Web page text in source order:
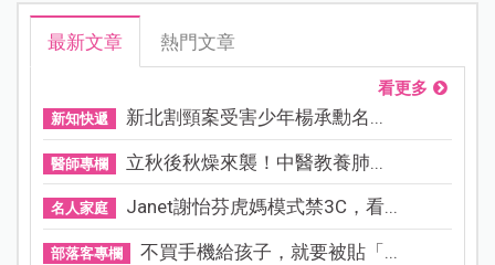
最新文章 熱門文章
看更多
新知快遞 新北割頸案受害少年楊承勳名...
醫師專欄 立秋後秋燥來襲！中醫教養肺...
名人家庭 Janet謝怡芬虎媽模式禁3C，看...
部落客專欄 不買手機給孩子，就要被貼「...